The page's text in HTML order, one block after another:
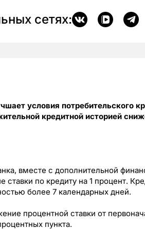
сетях:
условия потребительского
кредитной историей
вместе с дополнительной
по кредиту на 1 процент.
более 7 календарных дней.
процентной ставки от
пункта.